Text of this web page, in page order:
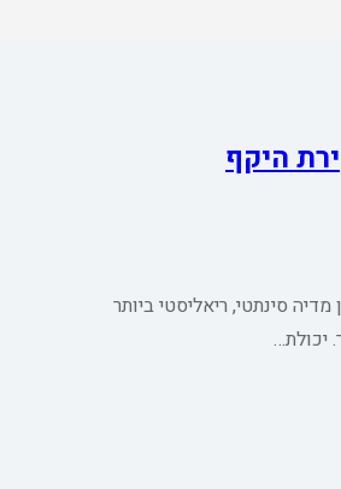
היקף
סינתטי, ריאליסטי ביותר
יכולת…